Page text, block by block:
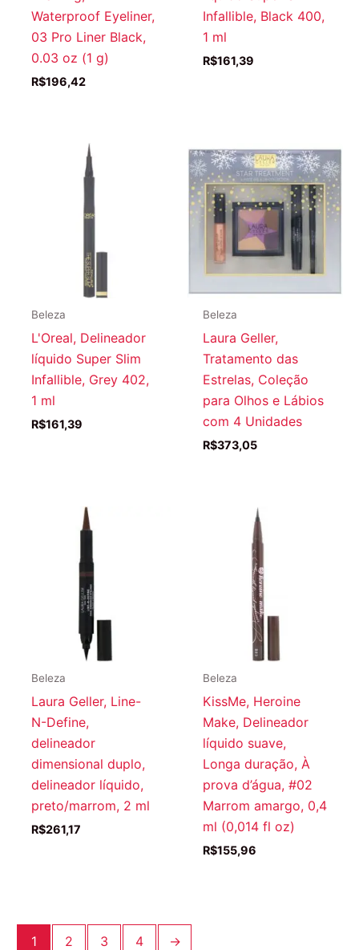
Waterproof Eyeliner,
03 Pro Liner Black,
0.03 oz (1 g)
R$196,42
Infallible, Black 400,
1 ml
R$161,39
Beleza
L'Oreal, Delineador
líquido Super Slim
Infallible, Grey 402,
1 ml
R$161,39
Beleza
Laura Geller,
Tratamento das
Estrelas, Coleção
para Olhos e Lábios
com 4 Unidades
R$373,05
Beleza
Laura Geller, Line-
N-Define,
delineador
dimensional duplo,
delineador líquido,
preto/marrom, 2 ml
R$261,17
Beleza
KissMe, Heroine
Make, Delineador
líquido suave,
Longa duração, À
prova d’água, #02
Marrom amargo, 0,4
ml (0,014 fl oz)
R$155,96
1 2 3 4 →